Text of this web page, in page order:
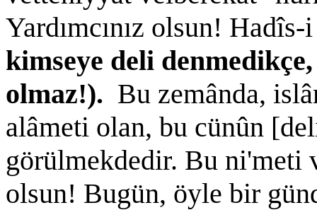
Yardımcınız olsun!
kimseye deli
olmaz!). Bu zemânda,
alâmeti olan, bu cünûn
görülmekdedir. Bu ni'meti
olsun! Bugün, öyle bir